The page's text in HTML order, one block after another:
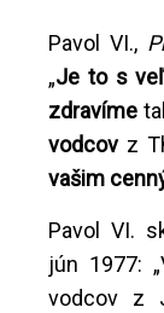
Pavol VI.,
„Je to s
zdravíme
vodcovz
vašim
Pavol VI.
jún 1977:
vodcov z